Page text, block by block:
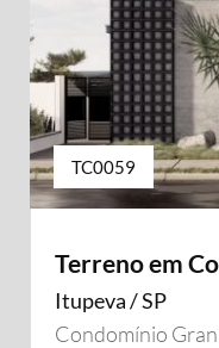
TC0059
Terreno em
Itupeva / SP
Condomínio Gran